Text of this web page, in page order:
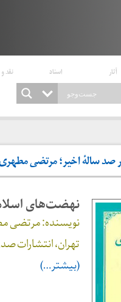
آثار اسناد نقد
سالهٔ اخیر؛ مرتضی مطهری
نهضت‌های
نویسنده: مرتضی
تهران، انتشارات صدرا، چاپ
(بیشتر…)